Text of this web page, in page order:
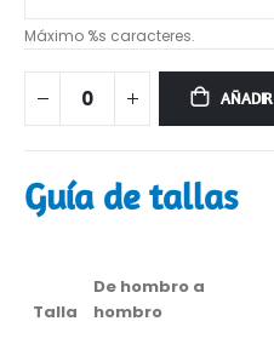
Máximo %s caracteres.
AÑADIR
Guía de tallas
Talla
De hombro a
hombro